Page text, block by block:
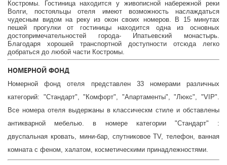
Костромы. Гостиница находится у живописной набережной реки
Волги, постояльцы отеля имеют возможность наслаждаться
чудесным видом на реку из окон своих номеров. В 15 минутах
пешей прогулки от гостиницы находится одна из основных
достопримечательностей города- Ипатьевский монастырь.
Благодаря хорошей транспортной доступности отсюда легко
добраться до любой части Костромы.
НОМЕРНОЙ ФОНД
Номерной фонд отеля представлен 33 номерами различных
категорий: "Стандарт", "Комфорт", "Апартаменты", "Люкс", "VIP".
Все номера отеля выдержаны в классическм стиле и обставлены
антикварной мебелью. в номере категории "Стандарт" :
двуспальная кровать, мини-бар, спутниковое TV, телефон, ванная
комната с феном, халатом, косметическими принадлежностями.